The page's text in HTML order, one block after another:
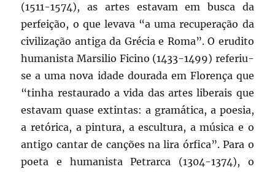
(1511-1574), as artes estavam em busca da
perfeição, o que levava “a uma recuperação da
civilização antiga da Grécia e Roma”. O erudito
humanista Marsilio Ficino (1433-1499) referiu-
se a uma nova idade dourada em Florença que
“tinha restaurado a vida das artes liberais que
estavam quase extintas: a gramática, a poesia,
a retórica, a pintura, a escultura, a música e o
antigo cantar de canções na lira órfica”. Para o
poeta e humanista Petrarca (1304-1374), o